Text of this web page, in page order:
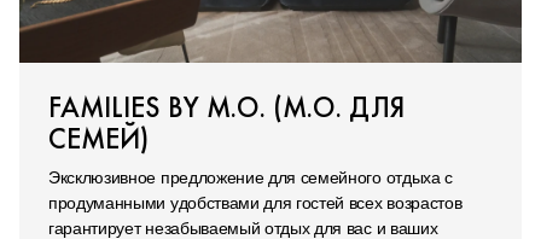
FAMILIES BY M.O. (M.O. ДЛЯ
СЕМЕЙ)
Эксклюзивное предложение для семейного отдыха с
продуманными удобствами для гостей всех возрастов
гарантирует незабываемый отдых для вас и ваших